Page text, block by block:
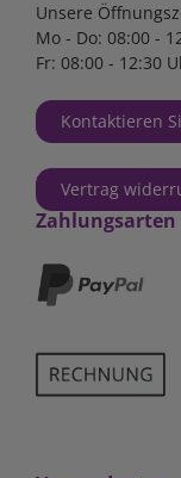
Unsere
Mo - Do: 08:00 -
Fr: 08:00 - 12:30
Kontaktieren
Vertrag
Zahlungsarten